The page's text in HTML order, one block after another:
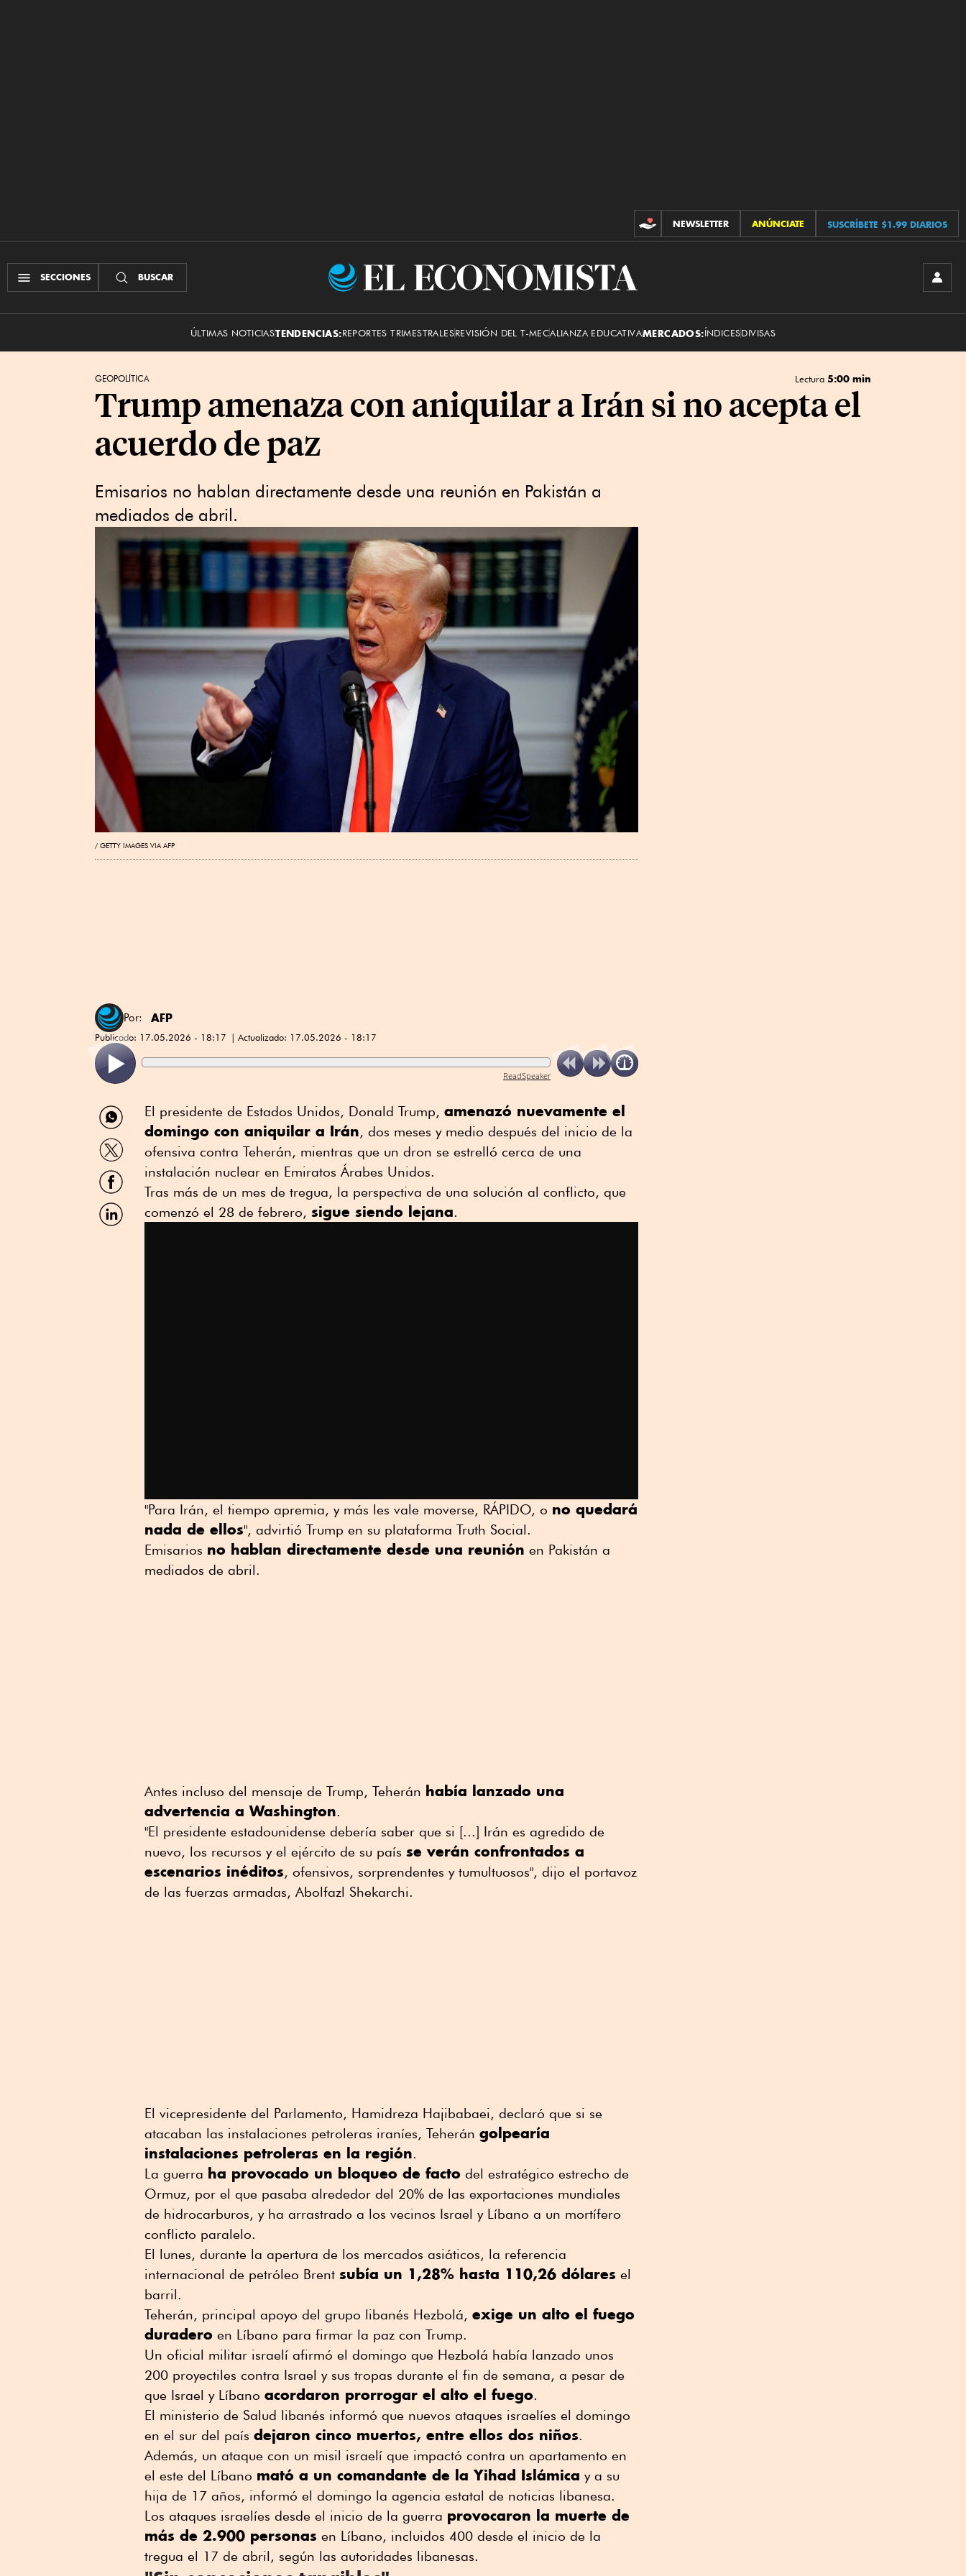
CONTRIBUCIONES
NEWSLETTER ANÚNCIATE SUSCRÍBETE $1.99 DIARIOS
SECCIONES BUSCAR
El
ÚLTIMAS NOTICIASTENDENCIAS:REPORTES TRIMESTRALESREVISIÓN DEL T-MECALIANZA EDUCATIVAMERCADOS:ÍNDICESDIVISAS
GEOPOLÍTICA Lectura 5:00 min
Trump amenaza con aniquilar a Irán si no acepta el
acuerdo de paz
Emisarios no hablan directamente desde una reunión en Pakistán a
mediados de abril.
GETTY IMAGES VIA AFP
Por: AFP
Publicado: 17.05.2026 - 18:17 Actualizado: 17.05.2026 - 18:17
ReadSpeaker
Compartir
por
WhatsApp
Compartir
por
Twitter
Compartir
por
Facebook
Compartir
por
El presidente de Estados Unidos, Donald Trump, amenazó nuevamente el
domingo con aniquilar a Irán, dos meses y medio después del inicio de la
ofensiva contra Teherán, mientras que un dron se estrelló cerca de una
instalación nuclear en Emiratos Árabes Unidos.
Tras más de un mes de tregua, la perspectiva de una solución al conflicto, que
comenzó el 28 de febrero, sigue siendo lejana.
"Para Irán, el tiempo apremia, y más les vale moverse, RÁPIDO, o no quedará
nada de ellos", advirtió Trump en su plataforma Truth Social.
Emisarios no hablan directamente desde una reunión en Pakistán a
mediados de abril.
Antes incluso del mensaje de Trump, Teherán había lanzado una
advertencia a Washington.
"El presidente estadounidense debería saber que si [...] Irán es agredido de
nuevo, los recursos y el ejército de su país se verán confrontados a
escenarios inéditos, ofensivos, sorprendentes y tumultuosos", dijo el portavoz
de las fuerzas armadas, Abolfazl Shekarchi.
El vicepresidente del Parlamento, Hamidreza Hajibabaei, declaró que si se
atacaban las instalaciones petroleras iraníes, Teherán golpearía
instalaciones petroleras en la región.
La guerra ha provocado un bloqueo de facto del estratégico estrecho de
Ormuz, por el que pasaba alrededor del 20% de las exportaciones mundiales
de hidrocarburos, y ha arrastrado a los vecinos Israel y Líbano a un mortífero
conflicto paralelo.
El lunes, durante la apertura de los mercados asiáticos, la referencia
internacional de petróleo Brent subía un 1,28% hasta 110,26 dólares el
barril.
Teherán, principal apoyo del grupo libanés Hezbolá, exige un alto el fuego
duradero en Líbano para firmar la paz con Trump.
Un oficial militar israelí afirmó el domingo que Hezbolá había lanzado unos
200 proyectiles contra Israel y sus tropas durante el fin de semana, a pesar de
que Israel y Líbano acordaron prorrogar el alto el fuego.
El ministerio de Salud libanés informó que nuevos ataques israelíes el domingo
en el sur del país dejaron cinco muertos, entre ellos dos niños.
Además, un ataque con un misil israelí que impactó contra un apartamento en
el este del Líbano mató a un comandante de la Yihad Islámica y a su
hija de 17 años, informó el domingo la agencia estatal de noticias libanesa.
Los ataques israelíes desde el inicio de la guerra provocaron la muerte de
más de 2.900 personas en Líbano, incluidos 400 desde el inicio de la
tregua el 17 de abril, según las autoridades libanesas.